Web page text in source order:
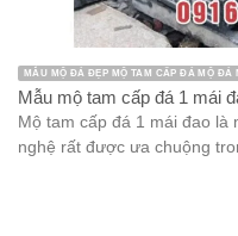
MẪU MỘ ĐÁ ĐẸP MỘ TAM CẤP ĐÁ MỘ ĐÁ
Mẫu mộ tam cấp đá 1 mái
Mộ tam cấp đá 1 mái đao
nghệ rất được ưa chuộng